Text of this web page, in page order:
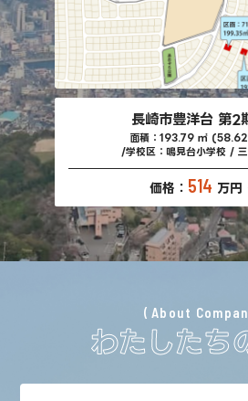
長崎市豊洋台 第2
面積：193.79 ㎡
学校区：鳴見台小学校 /
価格： 514 万円
About
わたしたち